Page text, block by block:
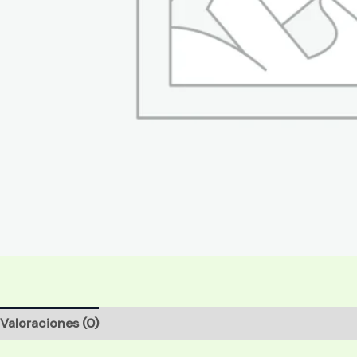
Valoraciones (0)